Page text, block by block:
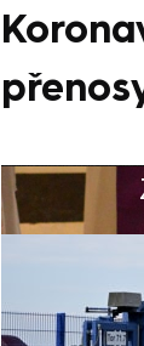
Výběr